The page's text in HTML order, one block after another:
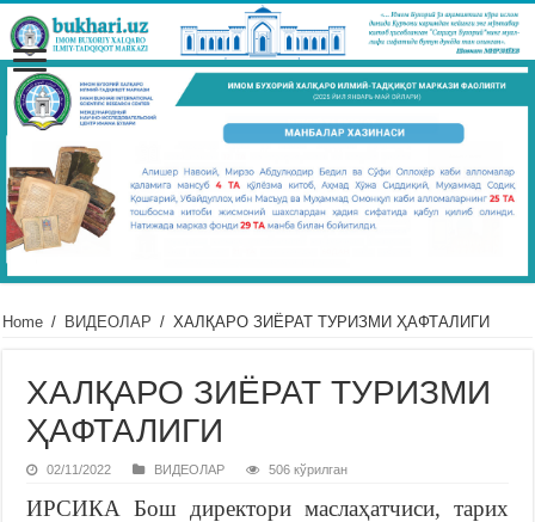
Home / ВИДЕОЛАР / ХАЛҚАРО ЗИЁРАТ ТУРИЗМИ ҲАФТАЛИГИ
ХАЛҚАРО ЗИЁРАТ ТУРИЗМИ
ҲАФТАЛИГИ
02/11/2022 ВИДЕОЛАР 506 кўрилган
ИРСИКА Бош директори маслаҳатчиси, тарих